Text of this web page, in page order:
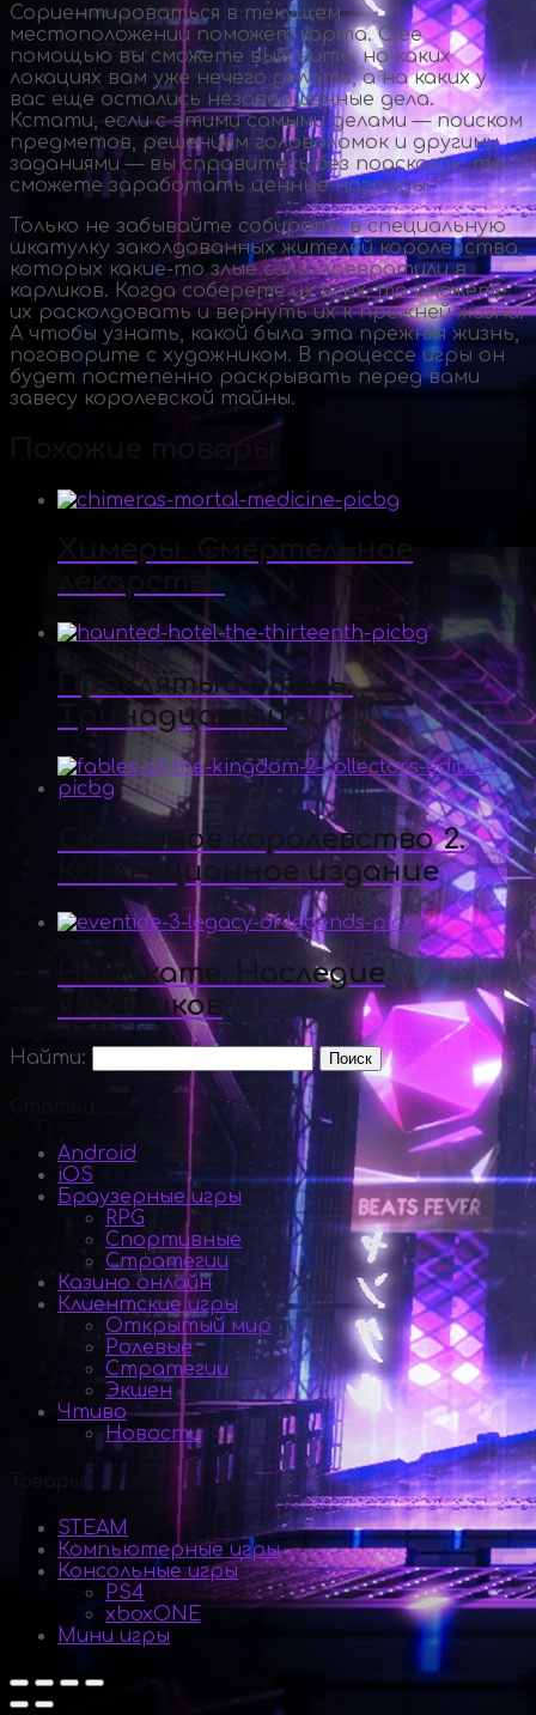
Сориентироваться в текущем
местоположении поможет карта. С ее
помощью вы сможете выяснить, на каких
локациях вам уже нечего делать, а на каких у
вас еще остались незавершенные дела.
Кстати, если с этими самыми делами — поиском
предметов, решением головоломок и другими
заданиями — вы справитесь без подсказок, то
сможете заработать ценные награды.
Только не забывайте собирать в специальную
шкатулку заколдованных жителей королевства,
которых какие-тозлые силы превратили в
карликов. Когда соберете их всех, то сможете
их расколдовать и вернуть их к прежней жизни.
А чтобы узнать, какой была эта прежняя жизнь,
поговорите с художником. В процессе игры он
будет постепенно раскрывать перед вами
завесу королевской тайны.
Похожие товары
Проклятый отель.
Тринадцатый
Сказочное королевство 2.
Коллекционное издание
На закате. Наследие
язычников
Найти:
Android
iOS
Браузерные игры
RPG
Спортивные
Стратегии
Казино онлайн
Клиентские игры
Открытый мир
Ролевые
Стратегии
Экшен
Чтиво
Новости
STEAM
Компьютерные игры
Консольные игры
PS4
xboxONE
Мини игры